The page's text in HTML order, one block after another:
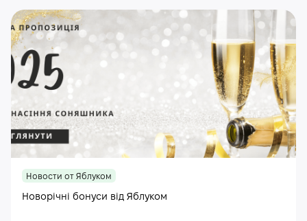
Новости от Яблуком
Новорічні бонуси від Яблуком